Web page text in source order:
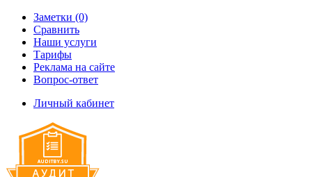
Заметки (0)
Сравнить
Наши услуги
Тарифы
Реклама на сайте
Вопрос-ответ
Личный кабинет